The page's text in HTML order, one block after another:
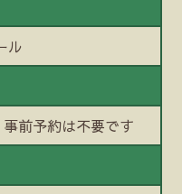
ル
前予約は不要です